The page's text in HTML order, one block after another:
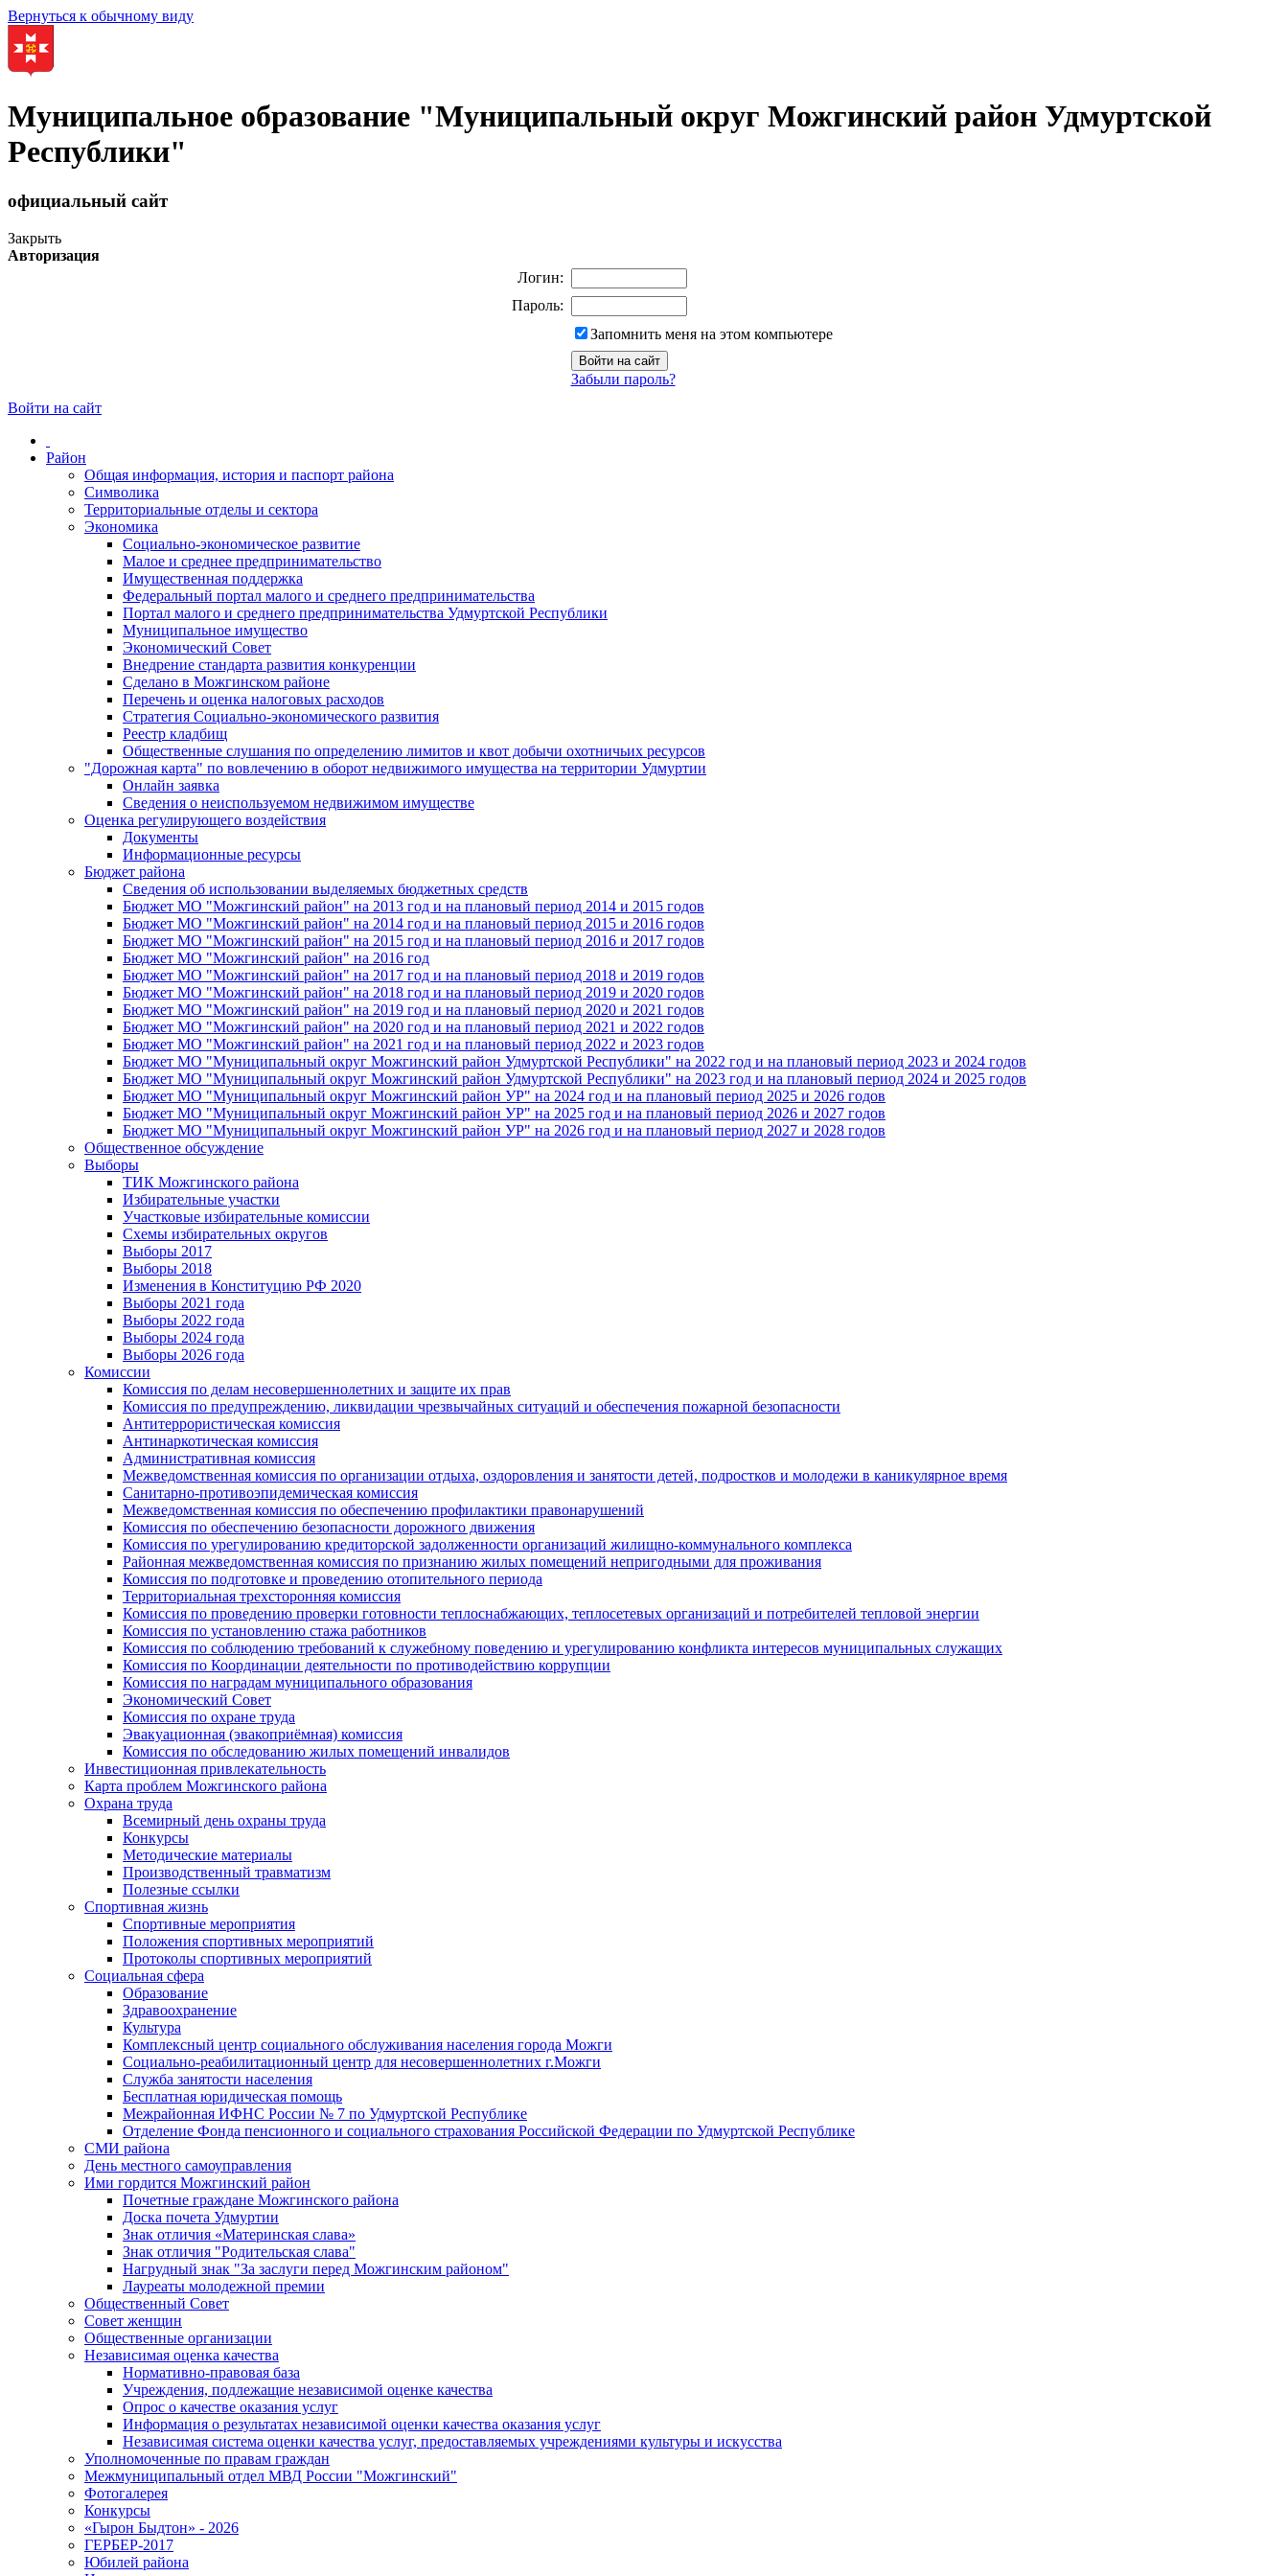
Вернуться к обычному виду
Муниципальное образование "Муниципальный округ Можгинский район Удмуртской
Республики"
официальный сайт
Закрыть
Авторизация
Логин:
Пароль:
Запомнить меня на этом компьютере
Забыли пароль?
Войти на сайт
Район
Общая информация, история и паспорт района
Символика
Территориальные отделы и сектора
Экономика
Социально-экономическое развитие
Малое и среднее предпринимательство
Имущественная поддержка
Федеральный портал малого и среднего предпринимательства
Портал малого и среднего предпринимательства Удмуртской Республики
Муниципальное имущество
Экономический Совет
Внедрение стандарта развития конкуренции
Сделано в Можгинском районе
Перечень и оценка налоговых расходов
Стратегия Социально-экономического развития
Реестр кладбищ
Общественные слушания по определению лимитов и квот добычи охотничьих ресурсов
"Дорожная карта" по вовлечению в оборот недвижимого имущества на территории Удмуртии
Онлайн заявка
Сведения о неиспользуемом недвижимом имуществе
Оценка регулирующего воздействия
Документы
Информационные ресурсы
Бюджет района
Сведения об использовании выделяемых бюджетных средств
Бюджет МО "Можгинский район" на 2013 год и на плановый период 2014 и 2015 годов
Бюджет МО "Можгинский район" на 2014 год и на плановый период 2015 и 2016 годов
Бюджет МО "Можгинский район" на 2015 год и на плановый период 2016 и 2017 годов
Бюджет МО "Можгинский район" на 2016 год
Бюджет МО "Можгинский район" на 2017 год и на плановый период 2018 и 2019 годов
Бюджет МО "Можгинский район" на 2018 год и на плановый период 2019 и 2020 годов
Бюджет МО "Можгинский район" на 2019 год и на плановый период 2020 и 2021 годов
Бюджет МО "Можгинский район" на 2020 год и на плановый период 2021 и 2022 годов
Бюджет МО "Можгинский район" на 2021 год и на плановый период 2022 и 2023 годов
Бюджет МО "Муниципальный округ Можгинский район Удмуртской Республики" на 2022 год и на плановый период 2023 и 2024 годов
Бюджет МО "Муниципальный округ Можгинский район Удмуртской Республики" на 2023 год и на плановый период 2024 и 2025 годов
Бюджет МО "Муниципальный округ Можгинский район УР" на 2024 год и на плановый период 2025 и 2026 годов
Бюджет МО "Муниципальный округ Можгинский район УР" на 2025 год и на плановый период 2026 и 2027 годов
Бюджет МО "Муниципальный округ Можгинский район УР" на 2026 год и на плановый период 2027 и 2028 годов
Общественное обсуждение
Выборы
ТИК Можгинского района
Избирательные участки
Участковые избирательные комиссии
Схемы избирательных округов
Выборы 2017
Выборы 2018
Изменения в Конституцию РФ 2020
Выборы 2021 года
Выборы 2022 года
Выборы 2024 года
Выборы 2026 года
Комиссии
Комиссия по делам несовершеннолетних и защите их прав
Комиссия по предупреждению, ликвидации чрезвычайных ситуаций и обеспечения пожарной безопасности
Антитеррористическая комиссия
Антинаркотическая комиссия
Административная комиссия
Межведомственная комиссия по организации отдыха, оздоровления и занятости детей, подростков и молодежи в каникулярное время
Санитарно-противоэпидемическая комиссия
Межведомственная комиссия по обеспечению профилактики правонарушений
Комиссия по обеспечению безопасности дорожного движения
Комиссия по урегулированию кредиторской задолженности организаций жилищно-коммунального комплекса
Районная межведомственная комиссия по признанию жилых помещений непригодными для проживания
Комиссия по подготовке и проведению отопительного периода
Территориальная трехсторонняя комиссия
Комиссия по проведению проверки готовности теплоснабжающих, теплосетевых организаций и потребителей тепловой энергии
Комиссия по установлению стажа работников
Комиссия по соблюдению требований к служебному поведению и урегулированию конфликта интересов муниципальных служащих
Комиссия по Координации деятельности по противодействию коррупции
Комиссия по наградам муниципального образования
Экономический Совет
Комиссия по охране труда
Эвакуационная (эвакоприёмная) комиссия
Комиссия по обследованию жилых помещений инвалидов
Инвестиционная привлекательность
Карта проблем Можгинского района
Охрана труда
Всемирный день охраны труда
Конкурсы
Методические материалы
Производственный травматизм
Полезные ссылки
Спортивная жизнь
Спортивные мероприятия
Положения спортивных мероприятий
Протоколы спортивных мероприятий
Социальная сфера
Образование
Здравоохранение
Культура
Комплексный центр социального обслуживания населения города Можги
Социально-реабилитационный центр для несовершеннолетних г.Можги
Служба занятости населения
Бесплатная юридическая помощь
Межрайонная ИФНС России № 7 по Удмуртской Республике
Отделение Фонда пенсионного и социального страхования Российской Федерации по Удмуртской Республике
СМИ района
День местного самоуправления
Ими гордится Можгинский район
Почетные граждане Можгинского района
Доска почета Удмуртии
Знак отличия «Материнская слава»
Знак отличия "Родительская слава"
Нагрудный знак "За заслуги перед Можгинским районом"
Лауреаты молодежной премии
Общественный Совет
Совет женщин
Общественные организации
Независимая оценка качества
Нормативно-правовая база
Учреждения, подлежащие независимой оценке качества
Опрос о качестве оказания услуг
Информация о результатах независимой оценки качества оказания услуг
Независимая система оценки качества услуг, предоставляемых учреждениями культуры и искусства
Уполномоченные по правам граждан
Межмуниципальный отдел МВД России "Можгинский"
Фотогалерея
Конкурсы
«Гырон Быдтон» - 2026
ГЕРБЕР-2017
Юбилей района